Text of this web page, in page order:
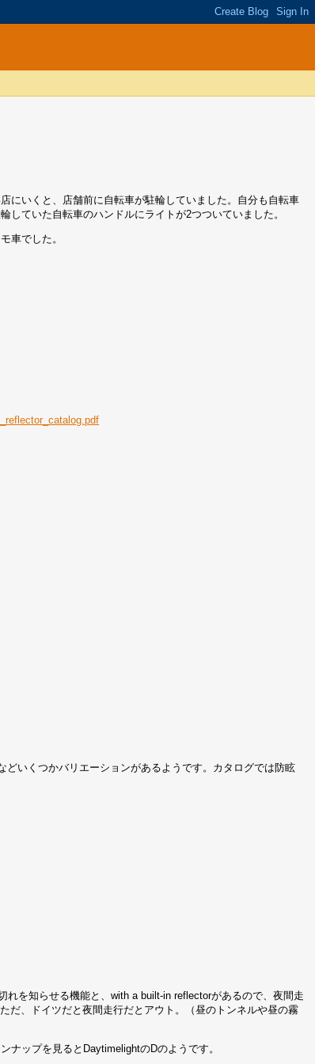
にいくと、店舗前に自転車が駐輪していました。自分も自転車
していた自転車のハンドルにライトが2つついていました。
車でした。
いくつかバリエーションがあるようです。カタログでは防眩
を知らせる機能と、with a built-in reflectorがあるので、夜間走
だ、ドイツだと夜間走行だとアウト。（昼のトンネルや昼の霧
ップを見るとDaytimelightのDのようです。